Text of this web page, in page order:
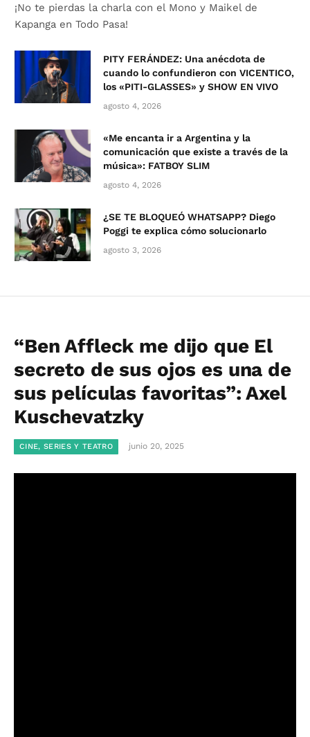
¡No te pierdas la charla con el Mono y Maikel de
Kapanga en Todo Pasa!
PITY FERÁNDEZ: Una anécdota de
cuando lo confundieron con VICENTICO,
los «PITI-GLASSES» y SHOW EN VIVO
agosto 4, 2026
«Me encanta ir a Argentina y la
comunicación que existe a través de la
música»: FATBOY SLIM
agosto 4, 2026
¿SE TE BLOQUEÓ WHATSAPP? Diego
Poggi te explica cómo solucionarlo
agosto 3, 2026
“Ben Affleck me dijo que El
secreto de sus ojos es una de
sus películas favoritas”: Axel
Kuschevatzky
CINE, SERIES Y TEATRO junio 20, 2025